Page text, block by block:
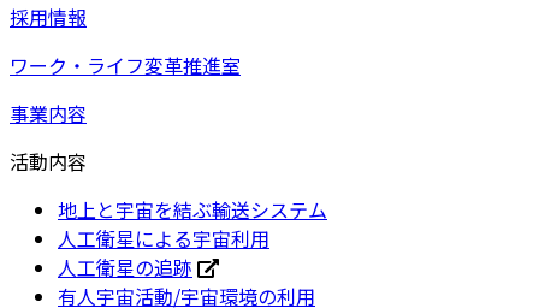
採用情報
ワーク・ライフ変革推進室
事業内容
活動内容
地上と宇宙を結ぶ輸送システム
人工衛星による宇宙利用
人工衛星の追跡
有人宇宙活動/宇宙環境の利用